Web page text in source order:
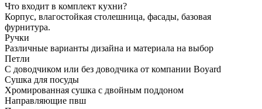
Что входит в комплект кухни?
Корпус, влагостойкая столешница, фасады, базовая
фурнитура.
Ручки
Различные варианты дизайна и материала на выбор
Петли
С доводчиком или без доводчика от компании Boyard
Сушка для посуды
Хромированная сушка с двойным поддоном
Направляющие пвш